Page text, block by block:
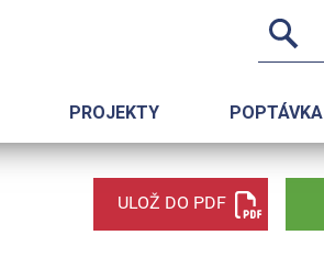
PROJEKTY POPTÁVKA
ULOŽ DO PDF